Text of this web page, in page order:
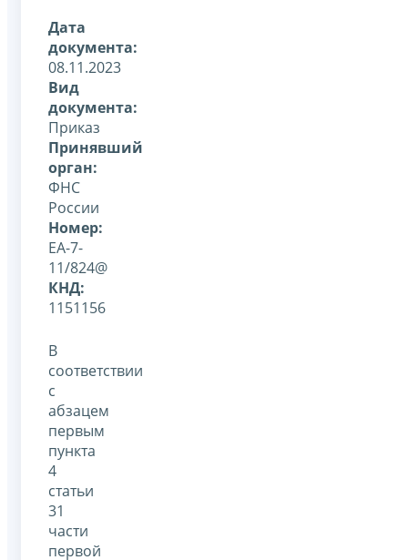
Дата
документа:
08.11.2023
Вид
документа:
Приказ
Принявший
орган:
ФНС
России
Номер:
ЕА-7-
11/824@
КНД:
1151156
В
соответствии
с
абзацем
первым
пункта
4
статьи
31
части
первой